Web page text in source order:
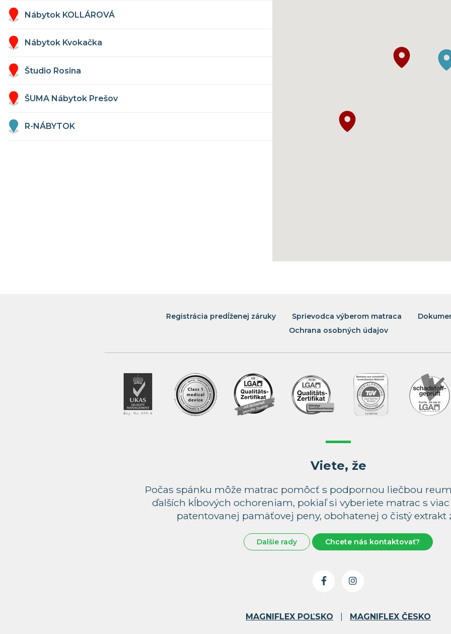
Nábytok KOLLÁROVÁ
Nábytok Kvokačka
Študio Rosina
ŠUMA Nábytok Prešov
R-NÁBYTOK
Registrácia predĺženej záruky Sprievodca výberom matraca
Ochrana osobných údajov
Viete, že
Počas spánku môže matrac pomôcť s podpornou liečbou
ďalších kĺbových ochoreniam, pokiaľ si vyberiete matrac s
patentovanej pamäťovej peny, obohatenej o čistý extrakt
Dalšie rady Chcete nás kontaktovať?
MAGNIFLEX POĽSKO MAGNIFLEX ČESKO